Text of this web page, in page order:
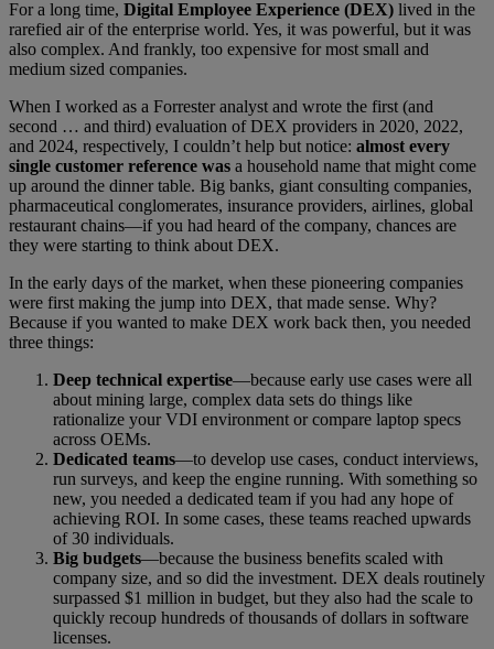
For a long time, Digital Employee Experience (DEX) lived in the
rarefied air of the enterprise world. Yes, it was powerful, but it was
also complex. And frankly, too expensive for most small and
medium sized companies.
When I worked as a Forrester analyst and wrote the first (and
second … and third) evaluation of DEX providers in 2020, 2022,
and 2024, respectively, I couldn’t help but notice: almost every
single customer reference was a household name that might come
up around the dinner table. Big banks, giant consulting companies,
pharmaceutical conglomerates, insurance providers, airlines, global
restaurant chains—if you had heard of the company, chances are
they were starting to think about DEX.
In the early days of the market, when these pioneering companies
were first making the jump into DEX, that made sense. Why?
Because if you wanted to make DEX work back then, you needed
three things:
Deep technical expertise—because early use cases were all
about mining large, complex data sets do things like
rationalize your VDI environment or compare laptop specs
across OEMs.
Dedicated teams—to develop use cases, conduct interviews,
run surveys, and keep the engine running. With something so
new, you needed a dedicated team if you had any hope of
achieving ROI. In some cases, these teams reached upwards
of 30 individuals.
Big budgets—because the business benefits scaled with
company size, and so did the investment. DEX deals routinely
surpassed $1 million in budget, but they also had the scale to
quickly recoup hundreds of thousands of dollars in software
licenses.